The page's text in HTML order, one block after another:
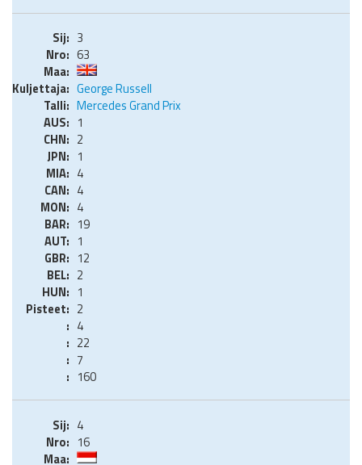
3
63
George Russell
Mercedes Grand Prix
1
2
1
4
4
4
19
1
12
2
1
2
4
22
7
160
4
16